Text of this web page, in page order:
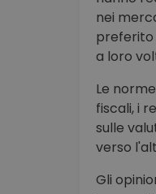
nei
preferito
a loro
Le
fiscali, i
sulle
verso
Gli